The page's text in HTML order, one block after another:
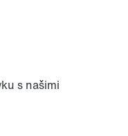
s našimi